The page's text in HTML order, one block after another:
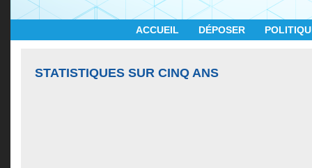
ACCUEIL DÉPOSER
STATISTIQUES SUR CINQ ANS